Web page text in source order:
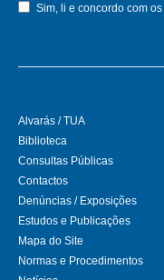
Sim, li e concordo com os
Alvarás / TUA
Biblioteca
Consultas Públicas
Contactos
Denúncias / Exposições
Estudos e Publicações
Mapa do Site
Normas e Procedimentos